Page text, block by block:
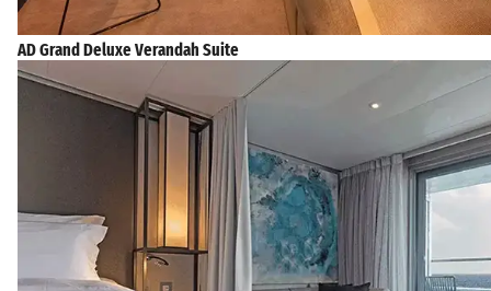
AD Grand Deluxe Verandah Suite